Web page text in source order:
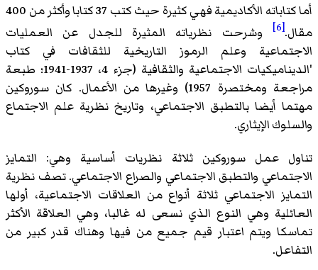
أما كتاباته الأكاديمية فهي كثيرة حيث كتب 37 كتابا وأكثر من 400
مقال.[6]
وشرحت نظرياته المثيرة للجدل عن العمليات
الاجتماعية وعلم الرموز التاريخية للثقافات في كتاب
'الديناميكيات الاجتماعية والثقافية (جزء 4، 1937-1941؛ طبعة
مراجعة ومختصرة 1957) وغيرها من الأعمال. كان سوروكين
مهتما أيضا بالتطبق الاجتماعي، وتاريخ نظرية علم الاجتماع
والسلوك الإيثاري.
تناول عمل سوروكين ثلاثة نظريات أساسية وهي: التمايز
الاجتماعي والتطبق الاجتماعي والصراع الاجتماعي. تصف نظرية
التمايز الاجتماعي ثلاثة أنواع من العلاقات الاجتماعية، أولها
العائلية وهي النوع الذي نسعى له غالبا، وهي العلاقة الأكثر
تماسكا ويتم اعتبار قيم جميع من فيها وهناك قدر كبير من
التفاعل.